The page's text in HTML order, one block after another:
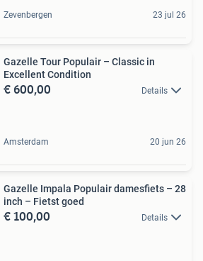
Zevenbergen 23 jul 26
Gazelle Tour Populair – Classic in
Excellent Condition
€ 600,00 Details
Amsterdam 20 jun 26
Gazelle Impala Populair damesfiets – 28
inch – Fietst goed
€ 100,00 Details